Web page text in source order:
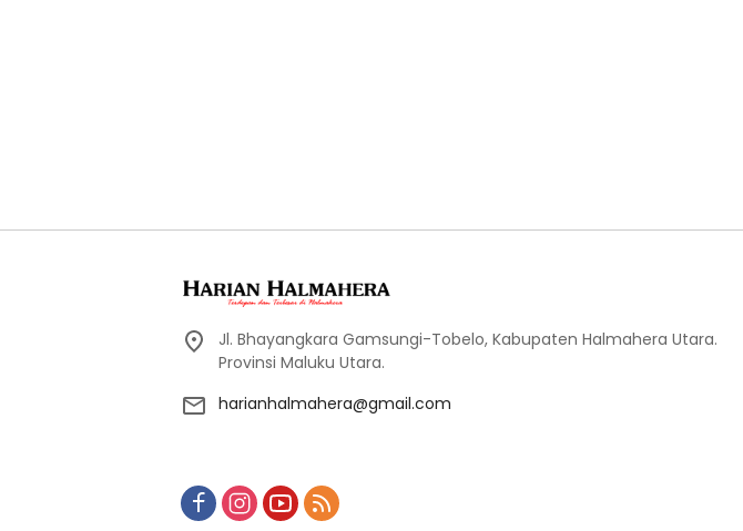
Jl. Bhayangkara Gamsungi-Tobelo, Kabupaten Halmahera Utara.
Provinsi Maluku Utara.
harianhalmahera@gmail.com